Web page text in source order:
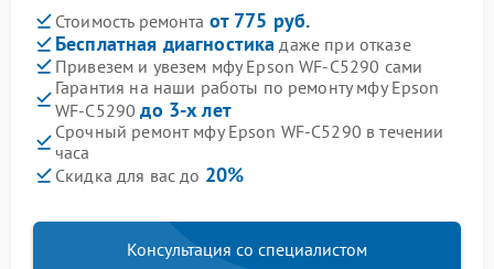
Стоимость ремонта от 775 руб.
Бесплатная диагностика даже при отказе
Привезем и увезем мфу Epson WF-C5290 сами
Гарантия на наши работы по ремонту мфу Epson
WF-C5290до 3-х лет
Срочный ремонт мфу Epson WF-C5290 в течении
часа
Скидка для вас до 20%
Консультация со специалистом